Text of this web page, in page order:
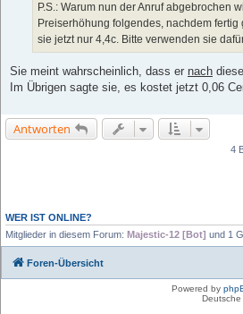
P.S.: Warum nun der Anruf abgebrochen
Preiserhöhung folgendes, nachdem
sie jetzt nur 4,4c. Bitte verwenden sie
Sie meint wahrscheinlich, dass er nach
Im Übrigen sagte sie, es kostet jetzt 0,06
Antworten
4
WER IST ONLINE?
Mitglieder in diesem Forum: Majestic-12 [Bot] und 1
Foren-Übersicht
Powered by